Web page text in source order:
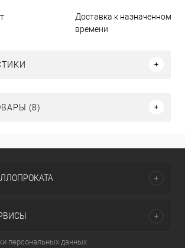
Доставка к назначенному
времени
(8)
персональных данных